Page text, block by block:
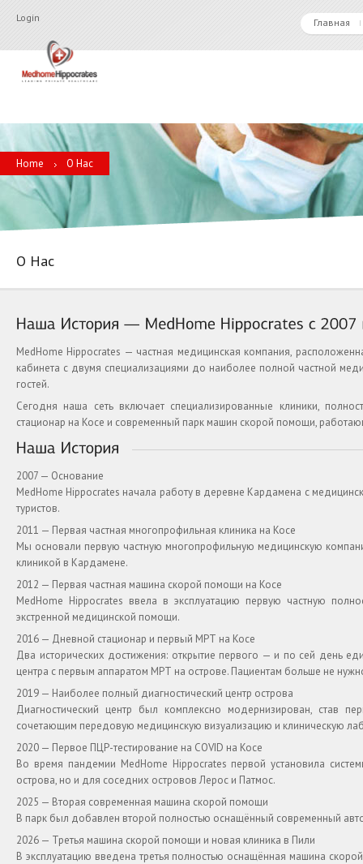
Login Главная
Home О Нас
О Нас
MedHome Hippocrates — частная медицинская компания,
кабинета с двумя специализациями до наиболее полной частной
гостей.
Сегодня наша сеть включает специализированные клиники,
стационар на Косе и современный парк машин скорой помощи,
2007 — Основание
MedHome Hippocrates начала работу в деревне Кардамена с
туристов.
2011 — Первая частная многопрофильная клиника на Косе
Мы основали первую частную многопрофильную медицинскую
клиникой в Кардамене.
2012 — Первая частная машина скорой помощи на Косе
MedHome Hippocrates ввела в эксплуатацию первую частную
экстренной медицинской помощи.
2016 — Дневной стационар и первый МРТ на Косе
Два исторических достижения: открытие первого — и по сей день
центра с первым аппаратом МРТ на острове. Пациентам больше не
2019 — Наиболее полный диагностический центр острова
Диагностический центр был комплексно модернизирован, став
сочетающим передовую медицинскую визуализацию и клиническую
2020 — Первое ПЦР-тестирование на COVID на Косе
Во время пандемии MedHome Hippocrates первой установила
острова, но и для соседних островов Лерос и Патмос.
2025 — Вторая современная машина скорой помощи
В парк был добавлен второй полностью оснащённый современный
2026 — Третья машина скорой помощи и новая клиника в Пили
В эксплуатацию введена третья полностью оснащённая машина